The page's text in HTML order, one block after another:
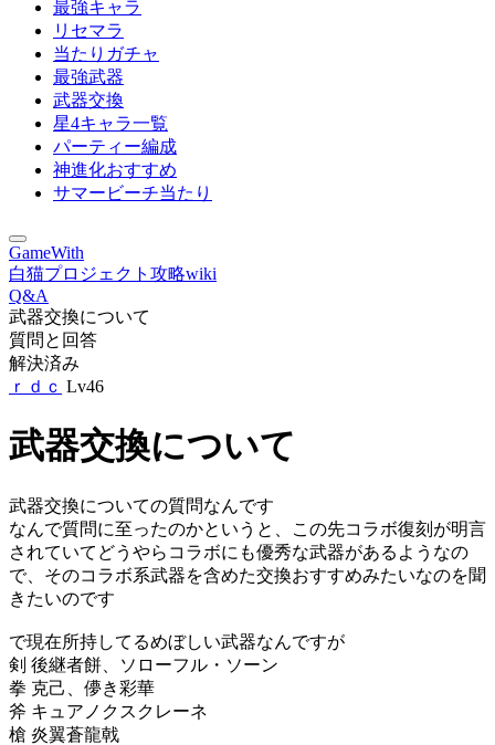
最強キャラ
リセマラ
当たりガチャ
最強武器
武器交換
星4キャラ一覧
パーティー編成
神進化おすすめ
サマービーチ当たり
GameWith
白猫プロジェクト攻略wiki
Q&A
武器交換について
質問と回答
解決済み
ｒｄｃ Lv46
武器交換について
武器交換についての質問なんです
なんで質問に至ったのかというと、この先コラボ復刻が明言
されていてどうやらコラボにも優秀な武器があるようなの
で、そのコラボ系武器を含めた交換おすすめみたいなのを聞
きたいのです
で現在所持してるめぼしい武器なんですが
剣 後継者餅、ソローフル・ソーン
拳 克己、儚き彩華
斧 キュアノクスクレーネ
槍 炎翼蒼龍戟